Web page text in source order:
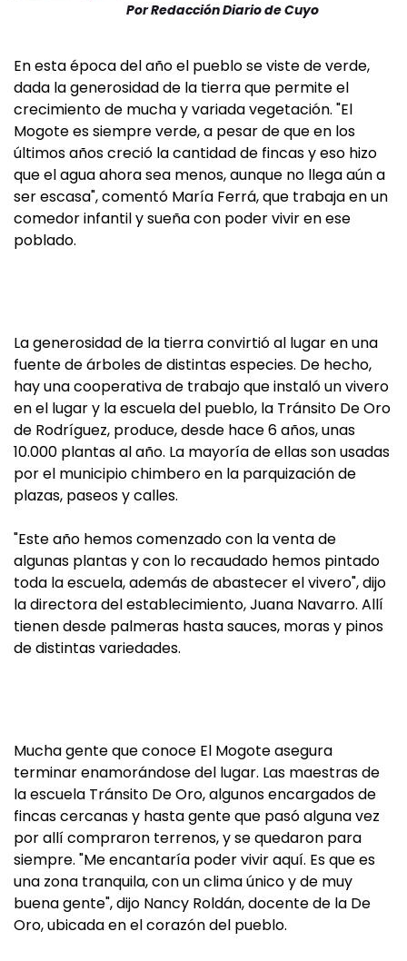
PorRedacción Diario de Cuyo
En esta época del año el pueblo se viste de verde,
dada la generosidad de la tierra que permite el
crecimiento de mucha y variada vegetación. "El
Mogote es siempre verde, a pesar de que en los
últimos años creció la cantidad de fincas y eso hizo
que el agua ahora sea menos, aunque no llega aún a
ser escasa", comentó María Ferrá, que trabaja en un
comedor infantil y sueña con poder vivir en ese
poblado.
La generosidad de la tierra convirtió al lugar en una
fuente de árboles de distintas especies. De hecho,
hay una cooperativa de trabajo que instaló un vivero
en el lugar y la escuela del pueblo, la Tránsito De Oro
de Rodríguez, produce, desde hace 6 años, unas
10.000 plantas al año. La mayoría de ellas son usadas
por el municipio chimbero en la parquización de
plazas, paseos y calles.
"Este año hemos comenzado con la venta de
algunas plantas y con lo recaudado hemos pintado
toda la escuela, además de abastecer el vivero", dijo
la directora del establecimiento, Juana Navarro. Allí
tienen desde palmeras hasta sauces, moras y pinos
de distintas variedades.
Mucha gente que conoce El Mogote asegura
terminar enamorándose del lugar. Las maestras de
la escuela Tránsito De Oro, algunos encargados de
fincas cercanas y hasta gente que pasó alguna vez
por allí compraron terrenos, y se quedaron para
siempre. "Me encantaría poder vivir aquí. Es que es
una zona tranquila, con un clima único y de muy
buena gente", dijo Nancy Roldán, docente de la De
Oro, ubicada en el corazón del pueblo.